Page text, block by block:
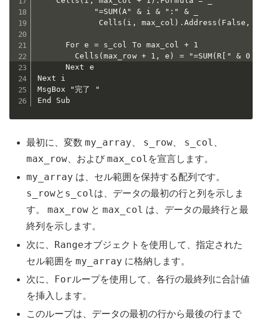
            "=SUM(A" & i & ":" & _
Cells(i, max_col).Address(False,
      For e = s_col To max_col + 1
Cells(max_row + 1, e) = "=SUM(R[" & 0
      Next e
Next i
MsgBox "完了 "
End Sub
最初に、変数my_array s_row s_col
max_row 、およびmax_col を宣言します。
my_array は、セル範囲を保持する配列です。
s_rowと s_colは、データの最初の行と列を示しま
す。max_row とmax_col は、データの最終行と最
終列を示します。
次に、 Rangeオブジェクトを使用して、指定された
セル範囲をmy_array に格納します。
次に、 Forループを使用して、各行の最終列に合計値
を挿入します。
このループは、データの最初の行から最後の行まで